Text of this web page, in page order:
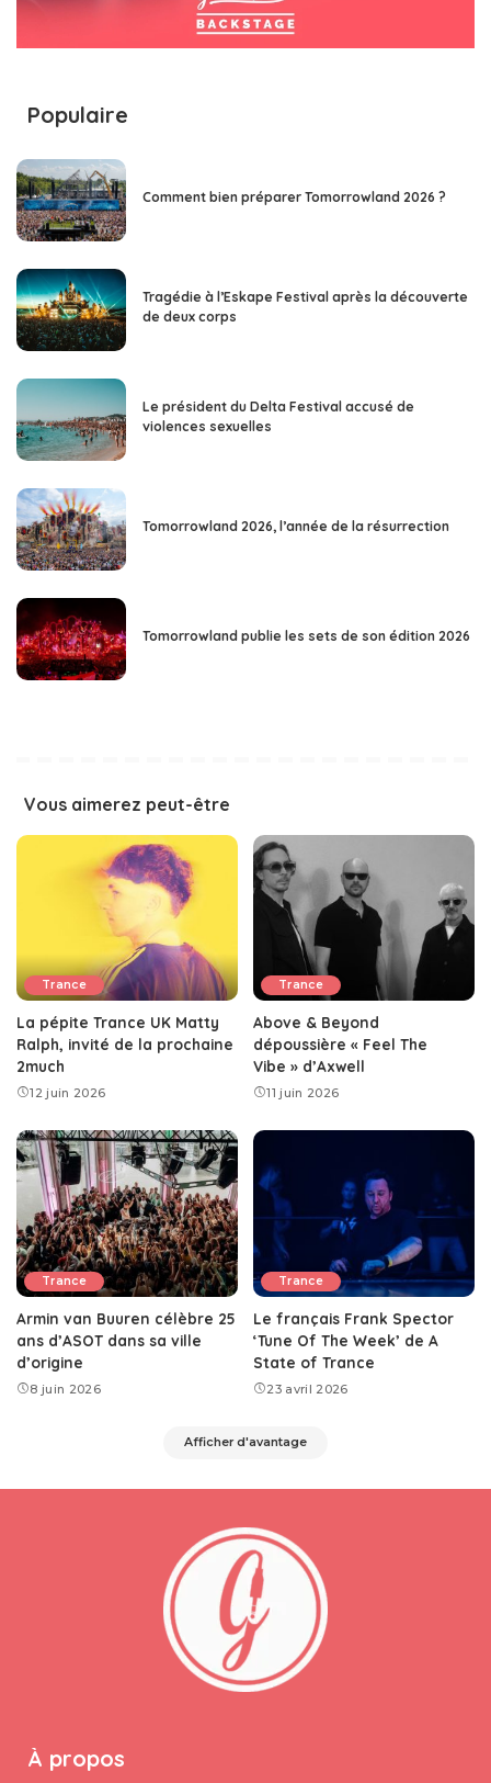
Populaire
Comment bien préparer Tomorrowland 2026 ?
Tragédie à l’Eskape Festival après la découverte
de deux corps
Le président du Delta Festival accusé de
violences sexuelles
Tomorrowland 2026, l’année de la résurrection
Tomorrowland publie les sets de son édition 2026
Vous aimerez peut-être
Trance
La pépite Trance UK Matty
Ralph, invité de la prochaine
2much
12 juin 2026
Trance
Above & Beyond
dépoussière « Feel The
Vibe » d’Axwell
11 juin 2026
Trance
Armin van Buuren célèbre 25
ans d’ASOT dans sa ville
d’origine
8 juin 2026
Trance
Le français Frank Spector
‘Tune Of The Week’ de A
State of Trance
23 avril 2026
Afficher d'avantage
À propos